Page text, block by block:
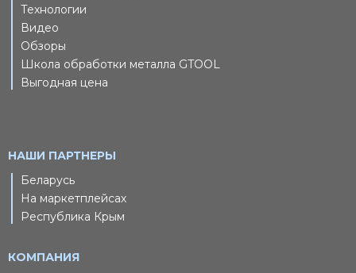
Технологии
Видео
Обзоры
Школа обработки металла GTOOL
Выгодная цена
НАШИ ПАРТНЕРЫ
Беларусь
На маркетплейсах
Республика Крым
КОМПАНИЯ